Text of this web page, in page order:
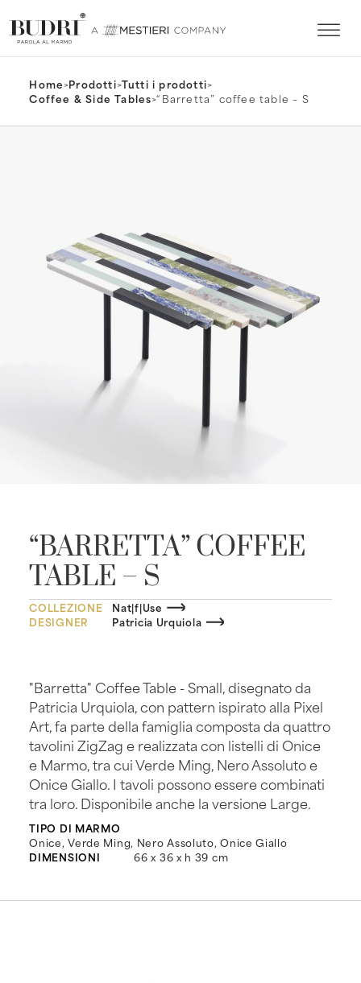
Home>Prodotti>Tutti i prodotti>
Coffee & Side Tables>“Barretta” coffee table – S
“BARRETTA” COFFEE
TABLE – S
COLLEZIONE
Nat|f|Use
DESIGNER
Patricia Urquiola
"Barretta" Coffee Table - Small, disegnato da
Patricia Urquiola, con pattern ispirato alla Pixel
Art, fa parte della famiglia composta da quattro
tavolini ZigZag e realizzata con listelli di Onice
e Marmo, tra cui Verde Ming, Nero Assoluto e
Onice Giallo. I tavoli possono essere combinati
tra loro. Disponibile anche la versione Large.
TIPO DI MARMO
Onice, Verde Ming, Nero Assoluto, Onice Giallo
DIMENSIONI
66 x 36 x h 39 cm